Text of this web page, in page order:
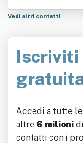
Vedi altri contatti
Iscriviti
Accedi a tutte
altre 6 milioni
contatti con i